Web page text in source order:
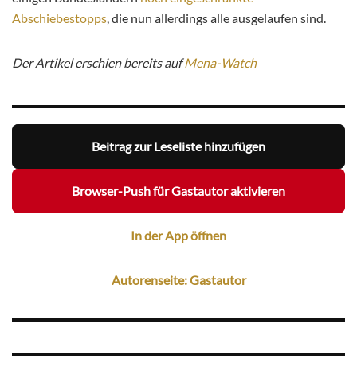
Abschiebestopps , die nun allerdings alle ausgelaufen sind.
Der Artikel erschien bereits aufMena-Watch
Beitrag zur Leseliste hinzufügen
Browser-Push für Gastautor aktivieren
In der App öffnen
Autorenseite: Gastautor